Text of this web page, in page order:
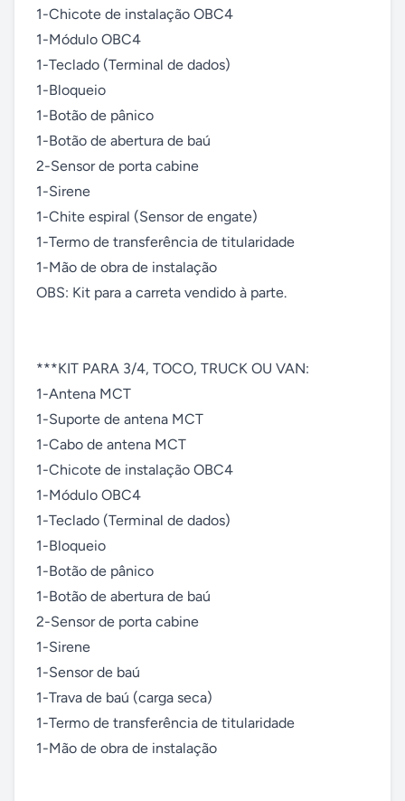
1-Chicote de instalação OBC4
1-Módulo OBC4
1-Teclado (Terminal de dados)
1-Bloqueio
1-Botão de pânico
1-Botão de abertura de baú
2-Sensor de porta cabine
1-Sirene
1-Chite espiral (Sensor de engate)
1-Termo de transferência de titularidade
1-Mão de obra de instalação
OBS: Kit para a carreta vendido à parte.
***KIT PARA 3/4, TOCO, TRUCK OU VAN:
1-Antena MCT
1-Suporte de antena MCT
1-Cabo de antena MCT
1-Chicote de instalação OBC4
1-Módulo OBC4
1-Teclado (Terminal de dados)
1-Bloqueio
1-Botão de pânico
1-Botão de abertura de baú
2-Sensor de porta cabine
1-Sirene
1-Sensor de baú
1-Trava de baú (carga seca)
1-Termo de transferência de titularidade
1-Mão de obra de instalação